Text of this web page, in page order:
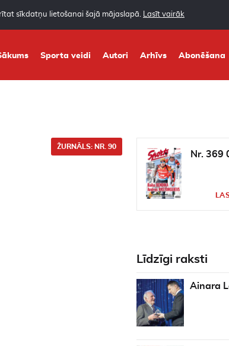
sīkdatņu lietošanai šajā mājaslapā. Lasīt vairāk
Sporta veidi Autori Arhīvs Abonēšana
ŽURNĀLS: NR. 90
Nr. 369
Līdzīgi raksti
Ainara